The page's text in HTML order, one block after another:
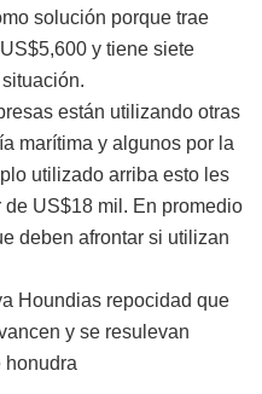
solución porque trae
y tiene siete
están utilizando otras
marítima y algunos por la
utilizado arriba esto les
US$18 mil. En promedio
deben afrontar si utilizan
Houndias repocidad que
y se resulevan
honudra